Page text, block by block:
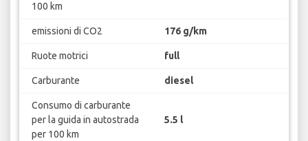
100 km
emissioni di CO2 176 g/km
Ruote motrici full
Carburante diesel
Consumo di carburante
per la guida in autostrada
per 100 km
5.5 l